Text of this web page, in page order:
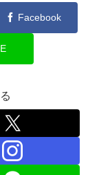
Facebook